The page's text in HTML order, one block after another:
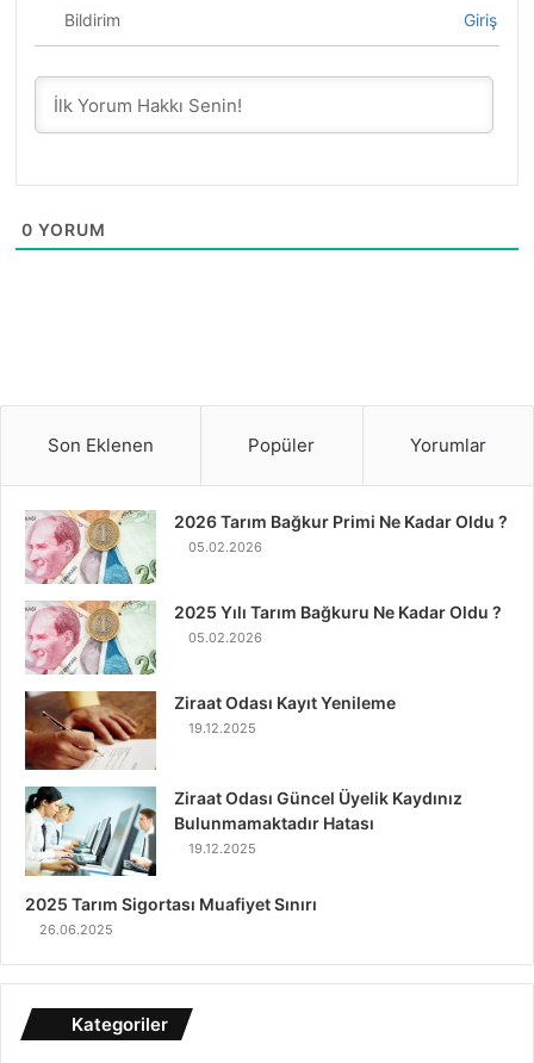
Bildirim Giriş
0 YORUM
Son Eklenen Popüler Yorumlar
2026 Tarım Bağkur Primi Ne Kadar Oldu ?
05.02.2026
2025 Yılı Tarım Bağkuru Ne Kadar Oldu ?
05.02.2026
Ziraat Odası Kayıt Yenileme
19.12.2025
Ziraat Odası Güncel Üyelik Kaydınız
Bulunmamaktadır Hatası
19.12.2025
2025 Tarım Sigortası Muafiyet Sınırı
26.06.2025
Kategoriler